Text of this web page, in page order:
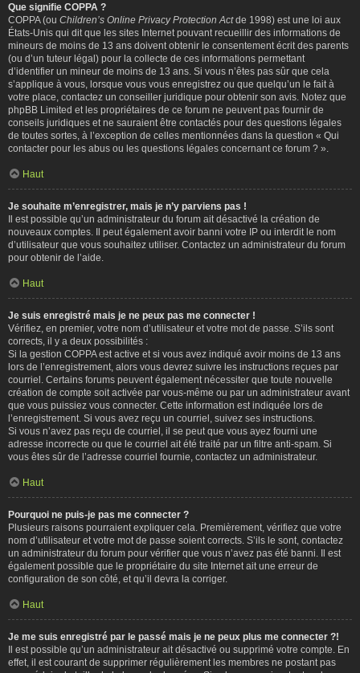
Que signifie COPPA ?
COPPA (ou Children’s Online Privacy Protection Actde 1998) est une loi aux
États-Unis qui dit que les sites Internet pouvant recueillir des informations de
mineurs de moins de 13 ans doivent obtenir le consentement écrit des parents
(ou d’un tuteur légal) pour la collecte de ces informations permettant
d’identifier un mineur de moins de 13 ans. Si vous n’êtes pas sûr que cela
s’applique à vous, lorsque vous vous enregistrez ou que quelqu’un le fait à
votre place, contactez un conseiller juridique pour obtenir son avis. Notez que
phpBB Limited et les propriétaires de ce forum ne peuvent pas fournir de
conseils juridiques et ne sauraient être contactés pour des questions légales
de toutes sortes, à l’exception de celles mentionnées dans la question « Qui
contacter pour les abus ou les questions légales concernant ce forum ? ».
Haut
Je souhaite m’enregistrer, mais je n’y parviens pas !
Il est possible qu’un administrateur du forum ait désactivé la création de
nouveaux comptes. Il peut également avoir banni votre IP ou interdit le nom
d’utilisateur que vous souhaitez utiliser. Contactez un administrateur du forum
pour obtenir de l’aide.
Haut
Je suis enregistré mais je ne peux pas me connecter !
Vérifiez, en premier, votre nom d’utilisateur et votre mot de passe. S’ils sont
corrects, il y a deux possibilités :
Si la gestion COPPA est active et si vous avez indiqué avoir moins de 13 ans
lors de l’enregistrement, alors vous devrez suivre les instructions reçues par
courriel. Certains forums peuvent également nécessiter que toute nouvelle
création de compte soit activée par vous-même ou par un administrateur avant
que vous puissiez vous connecter. Cette information est indiquée lors de
l’enregistrement. Si vous avez reçu un courriel, suivez ses instructions.
Si vous n’avez pas reçu de courriel, il se peut que vous ayez fourni une
adresse incorrecte ou que le courriel ait été traité par un filtre anti-spam. Si
vous êtes sûr de l’adresse courriel fournie, contactez un administrateur.
Haut
Pourquoi ne puis-je pas me connecter ?
Plusieurs raisons pourraient expliquer cela. Premièrement, vérifiez que votre
nom d’utilisateur et votre mot de passe soient corrects. S’ils le sont, contactez
un administrateur du forum pour vérifier que vous n’avez pas été banni. Il est
également possible que le propriétaire du site Internet ait une erreur de
configuration de son côté, et qu’il devra la corriger.
Haut
Je me suis enregistré par le passé mais je ne peux plus me connecter ?!
Il est possible qu’un administrateur ait désactivé ou supprimé votre compte. En
effet, il est courant de supprimer régulièrement les membres ne postant pas